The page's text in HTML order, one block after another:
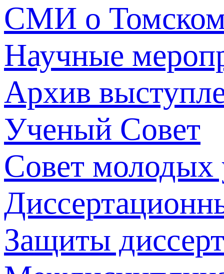
СМИ о
Научные
Архив
Ученый Совет
Совет молодых
Защиты